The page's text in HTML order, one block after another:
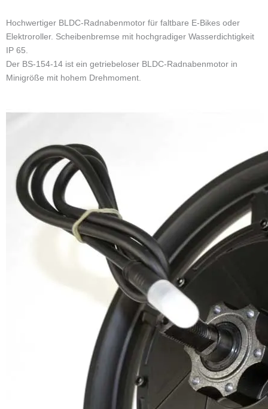
Hochwertiger BLDC-Radnabenmotor für faltbare E-Bikes oder
Elektroroller. Scheibenbremse mit hochgradiger Wasserdichtigkeit
IP 65.
Der BS-154-14 ist ein getriebeloser BLDC-Radnabenmotor in
Minigröße mit hohem Drehmoment.
14 Zoll Radnabenmotor
Passend für 14 Zoll * 1,75-2,125 Reifen